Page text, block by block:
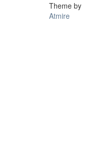
Theme by
Atmire